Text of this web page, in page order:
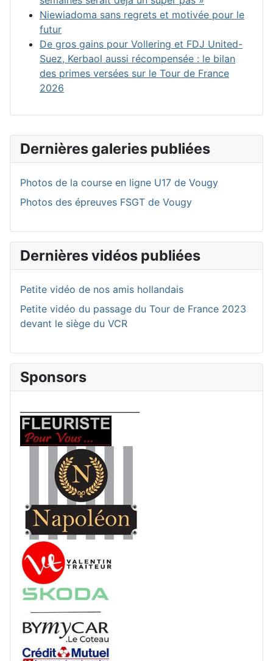
Dernières galeries publiées
Photos de la course en ligne U17 de Vougy
Photos des épreuves FSGT de Vougy
Dernières vidéos publiées
Petite vidéo de nos amis hollandais
Petite vidéo du passage du Tour de France 2023
devant le siège du VCR
Sponsors
Niewiadoma sans regrets et motivée pour le
futur
De gros gains pour Vollering et FDJ United-
Suez, Kerbaol aussi récompensée : le bilan
des primes versées sur le Tour de France
2026